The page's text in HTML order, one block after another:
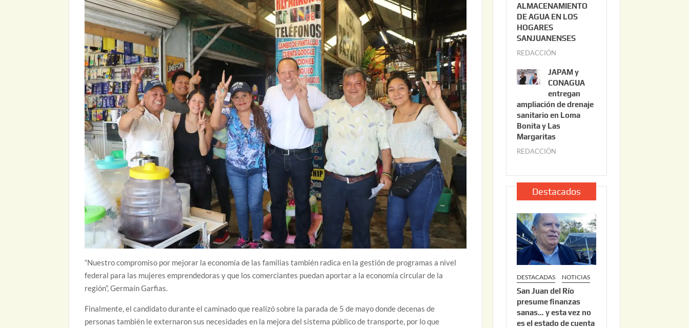
“Nuestro compromiso por mejorar la economía de las familias también radica en la gestión de programas a nivel
federal para las mujeres emprendedoras y que los comerciantes puedan aportar a la economía circular de la
región”, Germaín Garfias.
Finalmente, el candidato durante el caminado que realizó sobre la parada de 5 de mayo donde decenas de
personas también le externaron sus necesidades en la mejora del sistema público de transporte, por lo que
0
ALMACENAMIENTO
DE AGUA EN LOS
HOGARES
SANJUANENSES
REDACCIÓN
l
i
o
2
2
2
6
JAPAM y
CONAGUA
entregan
ampliación de drenaje
sanitario en Loma
Bonita y Las
Margaritas
REDACCIÓN
l
i
o
2
2
,
2
0
2
6
Destacados
DESTACADAS NOTICIAS
San Juan del Río
presume finanzas
sanas… y esta vez no
es el estado de cuenta